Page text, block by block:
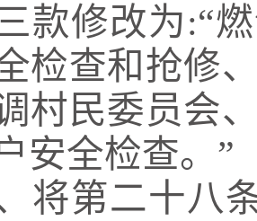
款修改为:“
检查和抢修
村民委员会
安全检查。 ”
将第二十八